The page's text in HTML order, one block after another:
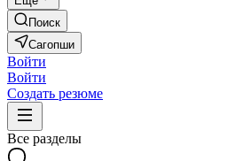
Поиск
Сагопши
Войти
Войти
Создать резюме
Все разделы